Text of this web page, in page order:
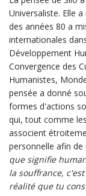
Universaliste. Elle
des années 80 a
internationales
Développement
Convergence des
Humanistes,
pensée a donné
formes d'actions
qui, tout comme
associent
personnelle afin
que signifie
la souffrance,
réalité que tu